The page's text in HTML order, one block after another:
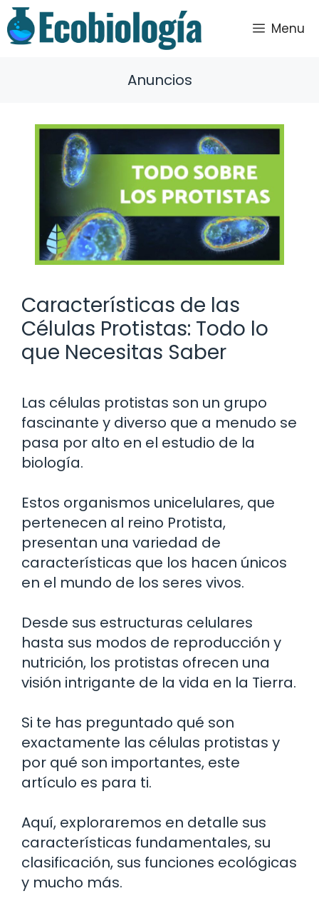
Saltar
al
contenido
Menu
Anuncios
Características de las
Células Protistas: Todo lo
que Necesitas Saber
Las células protistas son un grupo
fascinante y diverso que a menudo se
pasa por alto en el estudio de la
biología.
Estos organismos unicelulares, que
pertenecen al reino Protista,
presentan una variedad de
características que los hacen únicos
en el mundo de los seres vivos.
Desde sus estructuras celulares
hasta sus modos de reproducción y
nutrición, los protistas ofrecen una
visión intrigante de la vida en la Tierra.
Si te has preguntado qué son
exactamente las células protistas y
por qué son importantes, este
artículo es para ti.
Aquí, exploraremos en detalle sus
características fundamentales, su
clasificación, sus funciones ecológicas
y mucho más.